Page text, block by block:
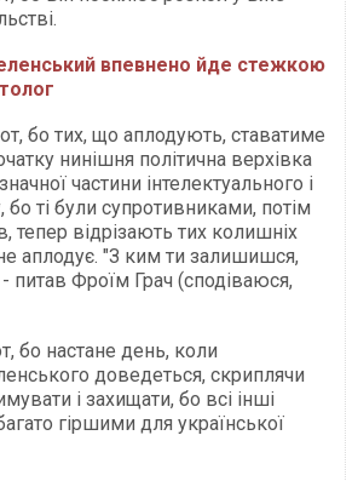
впевнено йде стежкою
бо тих, що аплодують, ставатиме
нинішня політична верхівка
частини інтелектуального і
бо ті були супротивниками, потім
тепер відрізають тих колишніх
аплодує. "З ким ти залишишся,
- питав Фроїм Грач (сподіваюся,
бо настане день, коли
доведеться, скриплячи
і захищати, бо всі інші
гіршими для української